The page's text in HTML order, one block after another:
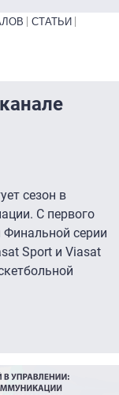
СТАТЬИ
сезон в
С первого
серии
Sport и Viasat